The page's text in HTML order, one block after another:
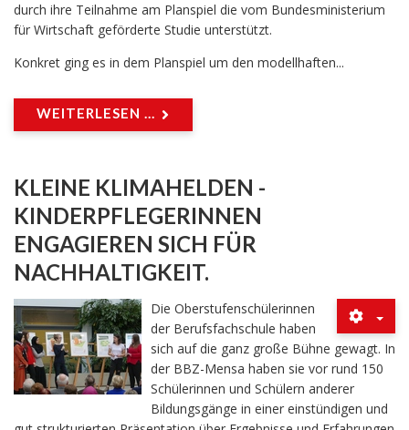
durch ihre Teilnahme am Planspiel die vom Bundesministerium
für Wirtschaft geförderte Studie unterstützt.
Konkret ging es in dem Planspiel um den modellhaften...
WEITERLESEN ...
KLEINE KLIMAHELDEN -
KINDERPFLEGERINNEN
ENGAGIEREN SICH FÜR
NACHHALTIGKEIT.
Die Oberstufenschülerinnen
der Berufsfachschule haben
sich auf die ganz große Bühne gewagt. In
der BBZ-Mensa haben sie vor rund 150
Schülerinnen und Schülern anderer
Bildungsgänge in einer einstündigen und